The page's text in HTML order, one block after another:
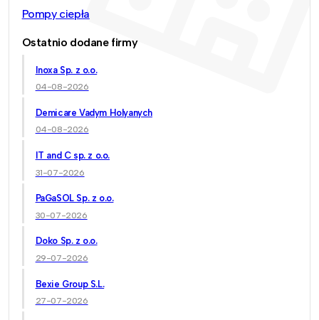
Pompy ciepła
Ostatnio dodane firmy
Inoxa Sp. z o.o.
04-08-2026
Demicare Vadym Holyanych
04-08-2026
IT and C sp. z o.o.
31-07-2026
PaGaSOL Sp. z o.o.
30-07-2026
Doko Sp. z o.o.
29-07-2026
Bexie Group S.L.
27-07-2026